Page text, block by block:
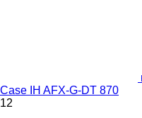
Case IH AFX-G-DT 870
12